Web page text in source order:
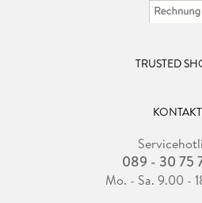
TRUSTED
KONTAKT
089 - 30 75
Mo. - Sa. 9.00 -